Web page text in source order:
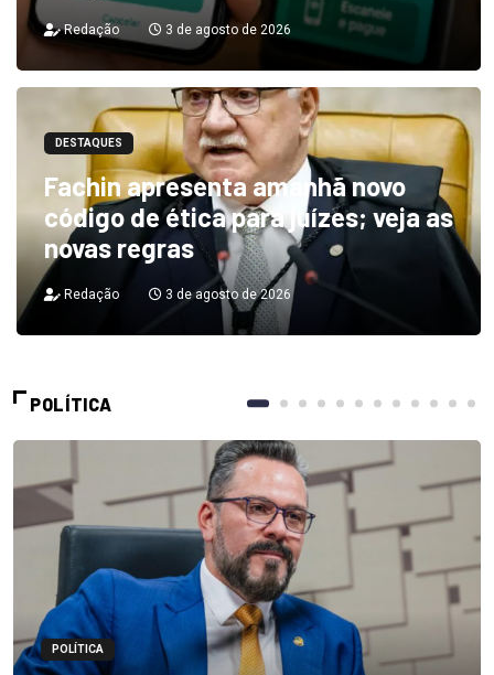
Redação 3 de agosto de 2026
DESTAQUES
Fachin apresenta amanhã novo
código de ética para juízes; veja as
novas regras
Redação 3 de agosto de 2026
POLÍTICA
POLÍTICA